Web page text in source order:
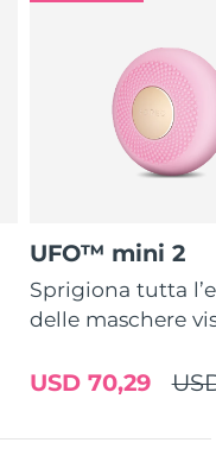
UFO™ mini 2
Sprigiona tutta
delle maschere
USD 70,29